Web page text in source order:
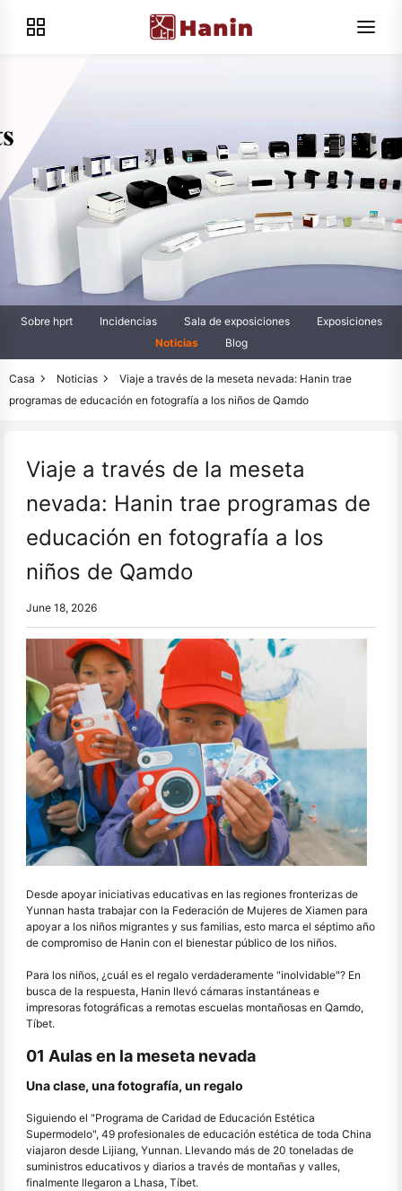
Sobre hprt Incidencias Sala de exposiciones
Exposiciones
Noticias
Blog
Casa Noticias
Viaje a través de la meseta nevada: Hanin trae
programas de educación en fotografía a los niños de Qamdo
Viaje a través de la meseta
nevada: Hanin trae programas de
educación en fotografía a los
niños de Qamdo
June 18, 2026
Desde apoyar iniciativas educativas en las regiones fronterizas de
Yunnan hasta trabajar con la Federación de Mujeres de Xiamen para
apoyar a los niños migrantes y sus familias, esto marca el séptimo año
de compromiso de Hanin con el bienestar público de los niños.
Para los niños, ¿cuál es el regalo verdaderamente "inolvidable"? En
busca de la respuesta, Hanin llevó cámaras instantáneas e
impresoras fotográficas a remotas escuelas montañosas en Qamdo,
Tíbet.
01 Aulas en la meseta nevada
Una clase, una fotografía, un regalo
Siguiendo el "Programa de Caridad de Educación Estética
Supermodelo", 49 profesionales de educación estética de toda China
viajaron desde Lijiang, Yunnan. Llevando más de 20 toneladas de
suministros educativos y diarios a través de montañas y valles,
finalmente llegaron a Lhasa, Tíbet.